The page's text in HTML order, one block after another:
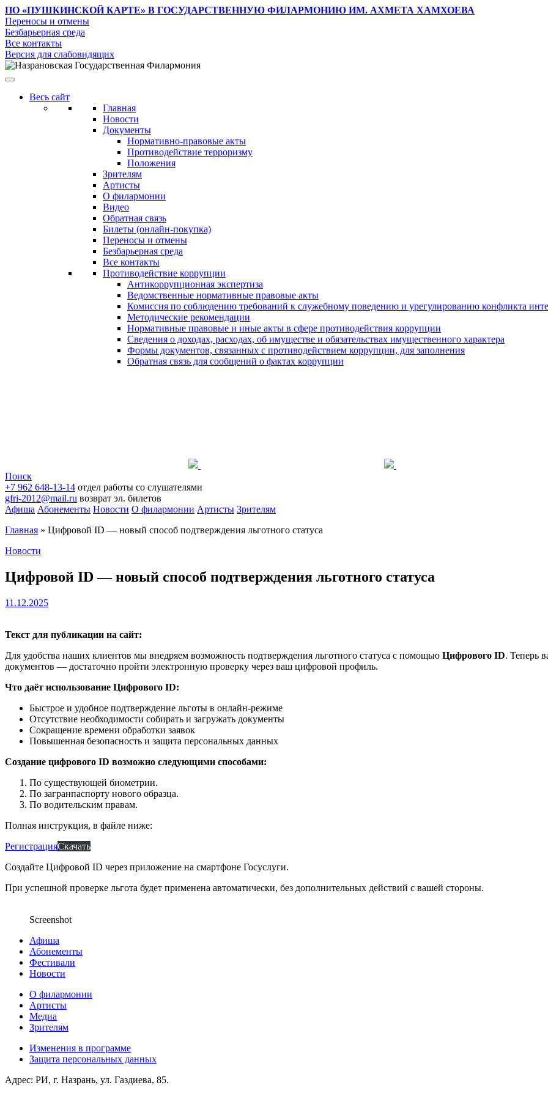
ПО «ПУШКИНСКОЙ КАРТЕ» В ГОСУДАРСТВЕННУЮ ФИЛАРМОНИЮ ИМ. АХМЕТА ХАМХОЕВА
Переносы и отмены
Безбарьерная среда
Все контакты
Версия для слабовидящих
Весь сайт
Главная
Новости
Документы
Нормативно-правовые акты
Противодействие терроризму
Положения
Зрителям
Артисты
О филармонии
Видео
Обратная связь
Билеты (онлайн-покупка)
Переносы и отмены
Безбарьерная среда
Все контакты
Противодействие коррупции
Антикоррупционная экспертиза
Ведомственные нормативные правовые акты
Комиссия по соблюдению требований к служебному поведению и урегулированию конфликта
Методические рекомендации
Нормативные правовые и иные акты в сфере противодействия коррупции
Сведения о доходах, расходах, об имуществе и обязательствах имущественного характера
Формы документов, связанных с противодействием коррупции, для заполнения
Обратная связь для сообщений о фактах коррупции
Поиск
+7 962 648-13-14 отдел работы со слушателями
gfri-2012@mail.ru возврат эл. билетов
Афиша Абонементы Новости О филармонии Артисты Зрителям
Главная » Цифровой ID — новый способ подтверждения льготного статуса
Новости
Цифровой ID — новый способ подтверждения льготного статуса
11.12.2025
Текст для публикации на сайт:
Для удобства наших клиентов мы внедряем возможность подтверждения льготного статуса с помощью Цифрового ID. Теперь
документов — достаточно пройти электронную проверку через ваш цифровой профиль.
Что даёт использование Цифрового ID:
Быстрое и удобное подтверждение льготы в онлайн-режиме
Отсутствие необходимости собирать и загружать документы
Сокращение времени обработки заявок
Повышенная безопасность и защита персональных данных
Создание цифрового ID возможно следующими способами:
По существующей биометрии.
По загранпаспорту нового образца.
По водительским правам.
Полная инструкция, в файле ниже:
РегистрацияСкачать
Создайте Цифровой ID через приложение на смартфоне Госуслуги.
При успешной проверке льгота будет применена автоматически, без дополнительных действий с вашей стороны.
Screenshot
Афиша
Абонементы
Фестивали
Новости
О филармонии
Артисты
Медиа
Зрителям
Изменения в программе
Защита персональных данных
Адрес: РИ, г. Назрань, ул. Газдиева, 85.